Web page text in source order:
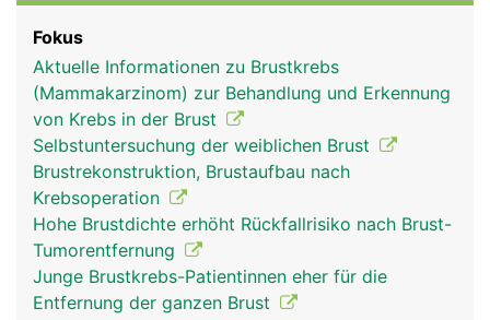
Rubriken
Brustwarze münden. Die Brüste wachsen mit
Beginn der Geschlechtsreife, gesteuert von den
weiblichen Geschlechtsorganen (Östrogen,
Gestagen). Das äussere Erscheinungsbild der
Brüste - Grösse, Form, Brustwarzen und
Brustwarzenvorhof - ist von Frau zu Frau
verschieden. Die Hauptfunktion der weiblichen
Brust ist die Produktion der Muttermilch zur
Ernährung eines Säuglings in den ersten
Lebensmonaten. Unter dem Einfluss der
Geschlechtshormone vergrössern sich die Brüste
Fokus
Aktuelle Informationen zu Brustkrebs
(Mammakarzinom) zur Behandlung und Erkennung
von Krebs in der Brust
Selbstuntersuchung der weiblichen Brust
Brustrekonstruktion, Brustaufbau nach
Krebsoperation
Hohe Brustdichte erhöht Rückfallrisiko nach Brust-
Tumorentfernung
Junge Brustkrebs-Patientinnen eher für die
Entfernung der ganzen Brust